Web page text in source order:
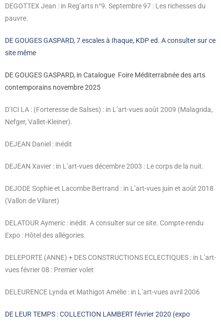
DEGOTTEX Jean : in Reg’arts n°9. Septembre 97 : Les richesses du
pauvre.
DE GOUGES GASPARD, 7 escales à Ihaque, KDP ed. A consulter sur ce
site même
DE GOUGES GASPARD, in Catalogue Foire Méditerrabnée des arts
contemporains novembre 2025
D’ICI LA : (Forteresse de Salses) : in L’art-vues août 2009 (Malagrida,
Nefger, Vallet-Kleiner).
DEJEAN Daniel : inédit
DEJEAN Xavier : in L’art-vues décembre 2003 : Le corps de la nuit.
DEJODE Sophie et Lacombe Bertrand : in L’art-vues juin et août 2018
(Vallon de Vilaret)
DELATOUR Aymeric : inédit. A consulter sur ce site. Compte-rendu
Expo : Hôtel des allégories.
DELEPORTE (ANNE) + DES CONSTRUCTIONS ECLECTIQUES : in L’art-
vues février 08 : Premiervolet
DELEURENCE Lynda et Mathigot Amélie : in L’art-vues avril 2006
DE LEUR TEMPS : COLLECTION LAMBERT février 2020 (expo